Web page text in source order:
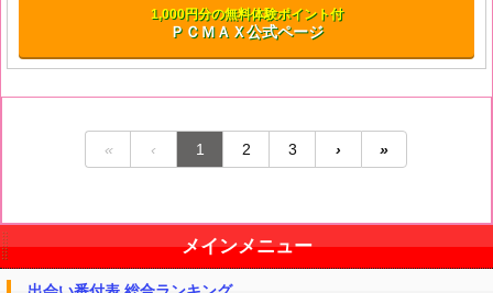
1,000円分の無料体験ポイント付
ＰＣＭＡＸ公式ページ
« ‹ 1 2 3 › »
メインメニュー